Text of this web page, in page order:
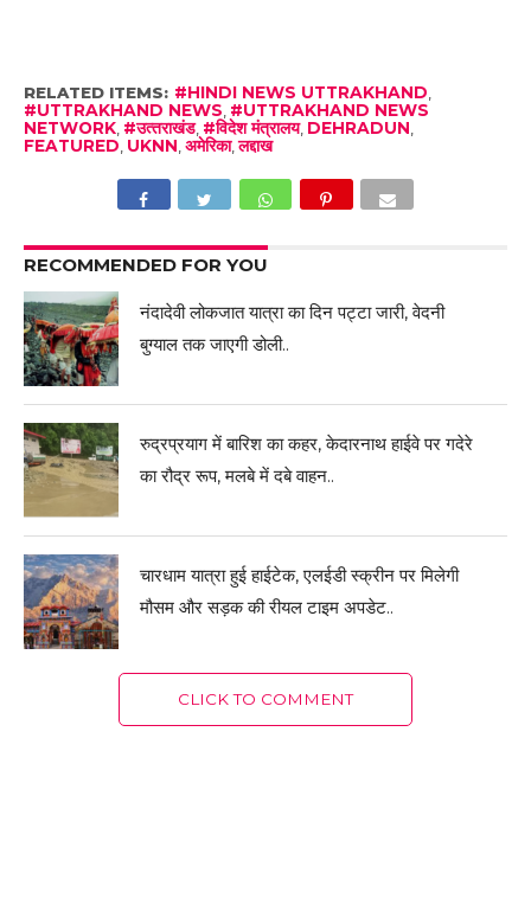
RELATED ITEMS: #HINDI NEWS UTTRAKHAND
#UTTRAKHAND NEWS #UTTRAKHAND NEWS
NETWORK, #उत्‍तराखंड, #विदेश मंत्रालय, DEHRADUN
FEATURED UKNN अमेरिका,लद्दाख
RECOMMENDED FOR YOU
नंदादेवी लोकजात यात्रा का दिन पट्टा जारी, वेदनी
बुग्याल तक जाएगी डोली..
रुद्रप्रयाग में बारिश का कहर, केदारनाथ हाईवे पर गदेरे
का रौद्र रूप, मलबे में दबे वाहन..
चारधाम यात्रा हुई हाईटेक, एलईडी स्क्रीन पर मिलेगी
मौसम और सड़क की रीयल टाइम अपडेट..
CLICK TO COMMENT